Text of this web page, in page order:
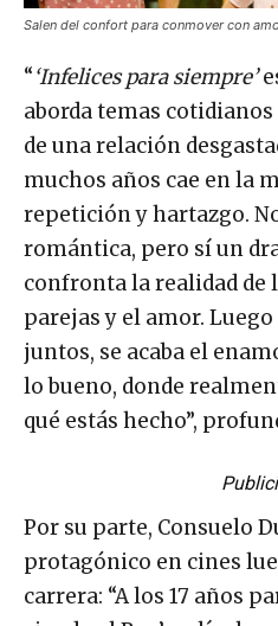
Salen del confort para conmover con
“‘Infelices para siempre’
aborda temas
de una relación
muchos años cae en la
repetición y hartazgo.
romántica, pero sí un
confronta la realidad de
parejas y el amor.
juntos, se acaba el
lo bueno, donde
qué estás hecho”,
Por su parte, Consuelo
protagónico en cines
carrera: “A los 17 años